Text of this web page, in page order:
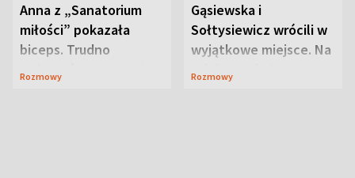
Anna z „Sanatorium
miłości” pokazała
biceps. Trudno
uwierzyć, co przeszła
Rozmowy
Gąsiewska i
Sołtysiewicz wrócili w
wyjątkowe miejsce. Na
szlaku czekał
Rozmowy